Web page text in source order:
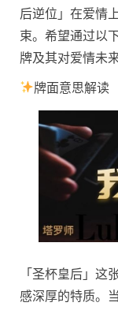
后逆位」在爱情
束。希望通过以
牌及其对爱情未
牌面意思解读
「圣杯皇后」这
感深厚的特质。